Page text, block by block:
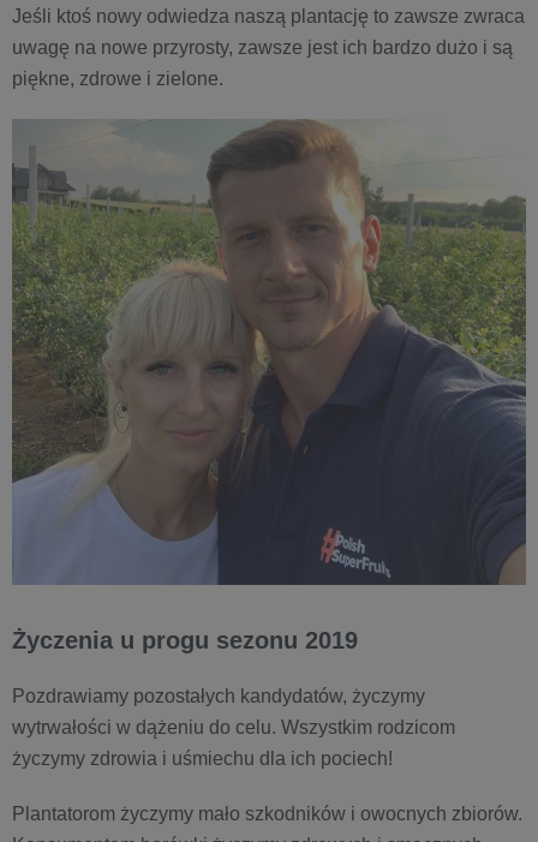
Jeśli ktoś nowy odwiedza naszą plantację to zawsze zwraca
uwagę na nowe przyrosty, zawsze jest ich bardzo dużo i są
piękne, zdrowe i zielone.
Życzenia u progu sezonu 2019
Pozdrawiamy pozostałych kandydatów, życzymy
wytrwałości w dążeniu do celu. Wszystkim rodzicom
życzymy zdrowia i uśmiechu dla ich pociech!
Plantatorom życzymy mało szkodników i owocnych zbiorów.